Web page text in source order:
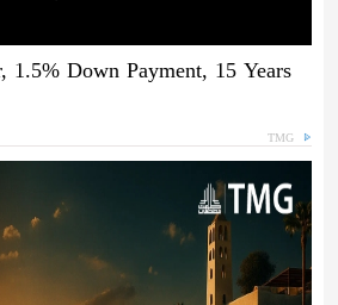
Down Payment, 15 Years
TMG